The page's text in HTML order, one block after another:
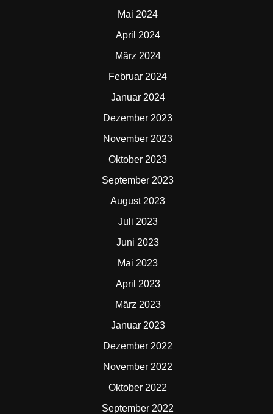
Mai 2024
April 2024
März 2024
Februar 2024
Januar 2024
Dezember 2023
November 2023
Oktober 2023
September 2023
August 2023
Juli 2023
Juni 2023
Mai 2023
April 2023
März 2023
Januar 2023
Dezember 2022
November 2022
Oktober 2022
September 2022